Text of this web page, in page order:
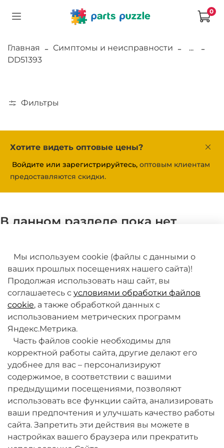
0
Главная Симптомы и неисправности
...
DD51393
Фильтры
Хотите видеть оптовые цены?
Войдите или зарегистрируйтесь, оптовым клиентам
предоставляются скидки.
В данном разделе пока нет
О компании
Товары и услуги
+7 (495) 789-38-95
09:00 - 18:00 (будни, по МСК)
Мы используем cookie (файлы с данными о
ваших прошлых посещениях нашего сайта)!
Продолжая использовать наш сайт, вы
соглашаетесь с условиями обработки файлов
cookie, а также обработкой данных с
использованием метрических программ
Яндекс.Метрика.
Часть файлов cookie необходимы для
корректной работы сайта, другие делают его
удобнее для вас – персонализируют
содержимое, в соответствии с вашими
предыдущими посещениями, позволяют
использовать все функции сайта, анализировать
ваши предпочтения и улучшать качество работы
сайта. Запретить эти действия вы можете в
настройках вашего браузера или прекратить